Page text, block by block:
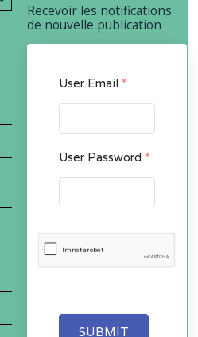
Recevoir les notifications
de nouvelle publication
User Email *
User Password *
SUBMIT